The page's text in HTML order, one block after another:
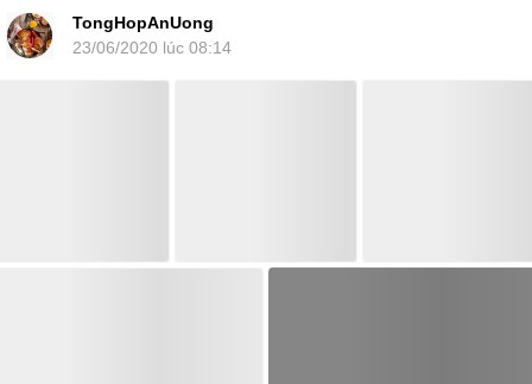
TongHopAnUong
23/06/2020 lúc 08:14